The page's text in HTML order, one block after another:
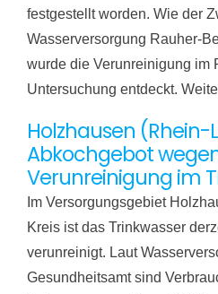
festgestellt worden. Wie der
Wasserversorgung Rauher-
wurde die Verunreinigung im
Untersuchung entdeckt.
Holzhausen (Rhein-
Abkochgebot
Verunreinigung im
Im Versorgungsgebiet
Kreis ist das Trinkwasser
verunreinigt. Laut
Gesundheitsamt sind